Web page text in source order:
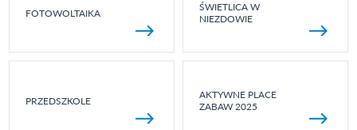
FOTOWOLTAIKA
ŚWIETLICA W
NIEZDOWIE
PRZEDSZKOLE
AKTYWNE PLACE
ZABAW 2025